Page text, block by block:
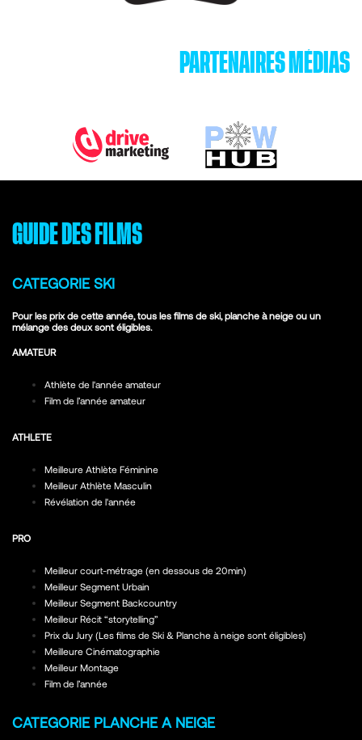
PARTENAIRES MÉDIAS
GUIDE DES FILMS
CATEGORIE SKI
Pour les prix de cette année, tous les films de ski, planche à neige ou un
mélange des deux sont éligibles.
AMATEUR
Athlète de l'année amateur
Film de l’année amateur
ATHLETE
Meilleure Athlète Féminine
Meilleur Athlète Masculin
Révélation de l'année
PRO
Meilleur court-métrage (en dessous de 20min)
Meilleur Segment Urbain
Meilleur Segment Backcountry
Meilleur Récit “storytelling”
Prix du Jury (Les films de Ski & Planche à neige sont éligibles)
Meilleure Cinématographie
Meilleur Montage
Film de l’année
CATEGORIE PLANCHE A NEIGE